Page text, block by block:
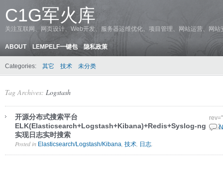
C1G军火库
关注互联网、网页设计、Web开发、服务器运维优化、项目管理、网站运营、网
ABOUT LEMPELF一键包 隐私政策
Categories: 其它 技术 未分类
Tag Archives: Logstash
开源分布式搜索平台
ELK(Elasticsearch+Logstash+Kibana)+Redis+Syslog-ng
实现日志实时搜索
10 2
Posted in Elasticsearch/Logstash/Kibana 技术 日志